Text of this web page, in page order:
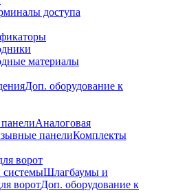
доступа
материалы
Доп. оборудование к
Аналоговая
панелиКомплекты
ворот
системыШлагбаумы и
воротДоп. оборудование к